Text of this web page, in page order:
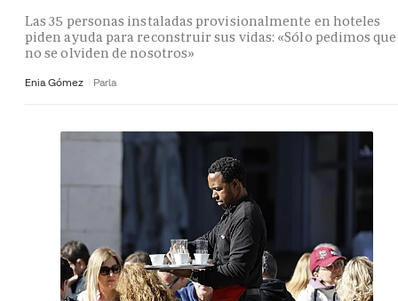
Las 35 personas instaladas provisionalmente en hoteles
piden ayuda para reconstruir sus vidas: «Sólo pedimos que
no se olviden de nosotros»
Enia Gómez Parla